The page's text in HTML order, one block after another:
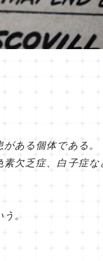
ある個体である。
欠乏症、白子症な
。